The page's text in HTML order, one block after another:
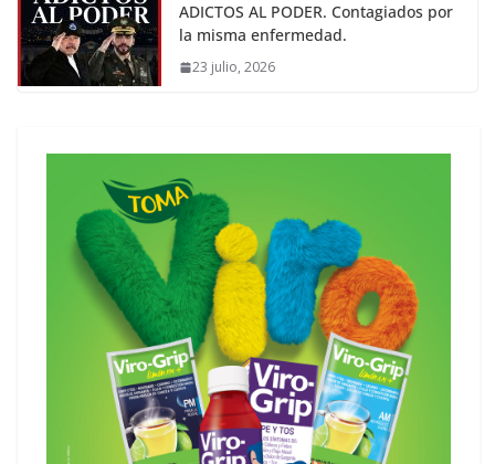
ADICTOS AL PODER. Contagiados por
la misma enfermedad.
23 julio, 2026